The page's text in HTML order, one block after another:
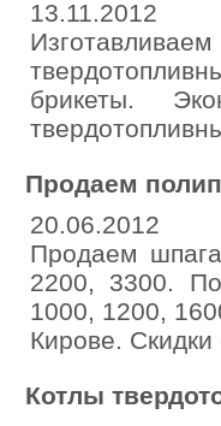
13.11.2012
брикеты.
Продаем
20.06.2012
Продаем
2200, 3300.
1000, 1200,
Кирове.
Котлы